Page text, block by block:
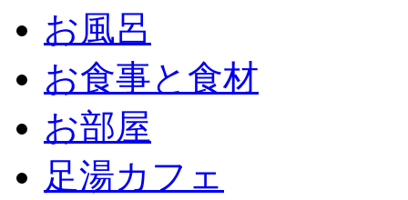
お風呂
お食事と食材
お部屋
足湯カフェ